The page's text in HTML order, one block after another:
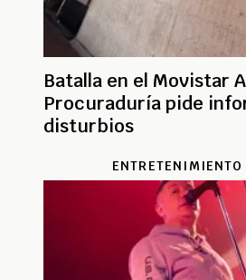
Batalla en el Movistar
Procuraduría pide
disturbios
ENTRETENIMIENTO